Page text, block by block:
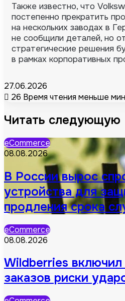
Также известно, что
постепенно прекратить
на нескольких заводах в
не сообщили деталей, но
стратегические решения
в рамках корпоративных
27.06.2026
26 Время чтения меньше
Читать следующую
eCommerce
08.08.2026
В России вырос
устройства для
продления срока
eCommerce
08.08.2026
Wildberries включил
заказов риски